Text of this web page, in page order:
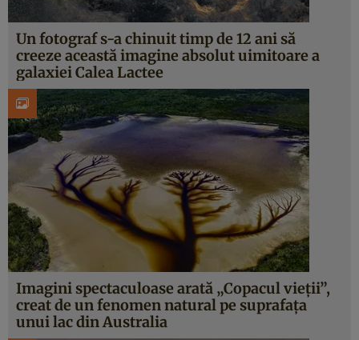
Un fotograf s-a chinuit timp de 12 ani să
creeze această imagine absolut uimitoare a
galaxiei Calea Lactee
Imagini spectaculoase arată „Copacul vieții”,
creat de un fenomen natural pe suprafața
unui lac din Australia